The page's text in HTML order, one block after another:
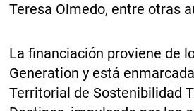
Teresa Olmedo, entre otras
La financiación proviene de
Generation y está
Territorial de Sostenibilidad